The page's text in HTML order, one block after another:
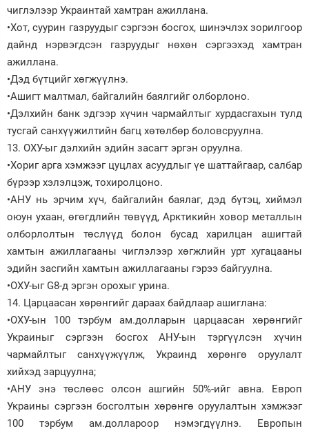
чиглэлээр Украинтай хамтран ажиллана.
•Хот, суурин газруудыг сэргээн босгох, шинэчлэх зорилгоор
дайнд нэрвэгдсэн газруудыг нөхөн сэргээхэд хамтран
ажиллана.
•Дэд бүтцийг хөгжүүлнэ.
•Ашигт малтмал, байгалийн баялгийг олборлоно.
•Дэлхийн банк эдгээр хүчин чармайлтыг хурдасгахын тулд
тусгай санхүүжилтийн багц хөтөлбөр боловсруулна.
13. ОХУ-ыг дэлхийн эдийн засагт эргэн оруулна.
•Хориг арга хэмжээг цуцлах асуудлыг үе шаттайгаар, салбар
бүрээр хэлэлцэж, тохиролцоно.
•АНУ нь эрчим хүч, байгалийн баялаг, дэд бүтэц, хиймэл
оюун ухаан, өгөгдлийн төвүүд, Арктикийн ховор металлын
олборлолтын төслүүд болон бусад харилцан ашигтай
хамтын ажиллагааны чиглэлээр хөгжлийн урт хугацааны
эдийн засгийн хамтын ажиллагааны гэрээ байгуулна.
•ОХУ-ыг G8-д эргэн орохыг урина.
14. Царцаасан хөрөнгийг дараах байдлаар ашиглана:
•ОХУ-ын 100 тэрбум ам.долларын царцаасан хөрөнгийг
Украиныг сэргээн босгох АНУ-ын тэргүүлсэн хүчин
чармайлтыг санхүүжүүлж, Украинд хөрөнгө оруулалт
хийхэд зарцуулна;
•АНУ энэ төслөөс олсон ашгийн 50%-ийг авна. Европ
Украины сэргээн босголтын хөрөнгө оруулалтын хэмжээг
100 тэрбум ам.доллароор нэмэгдүүлнэ. Европын